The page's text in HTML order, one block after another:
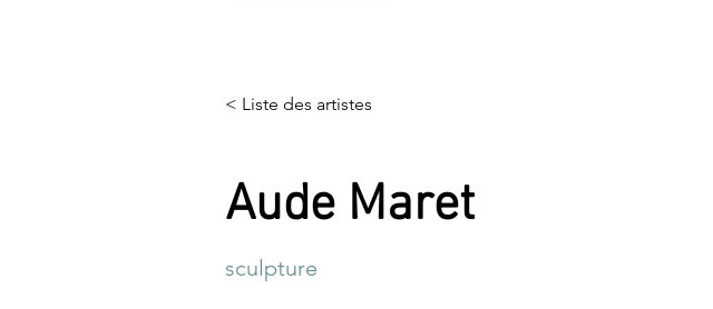
< Liste des artistes
Aude Maret
sculpture